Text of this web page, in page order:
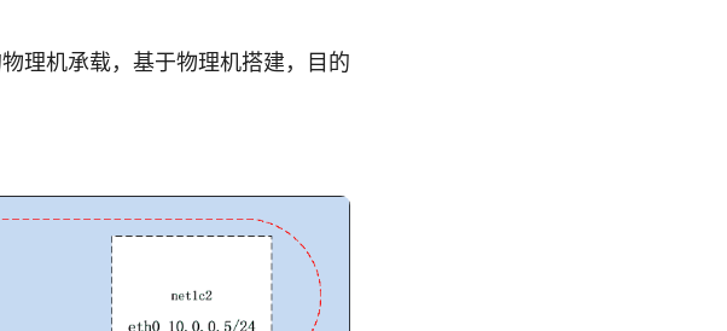
理机承载，基于物理机搭建，目的